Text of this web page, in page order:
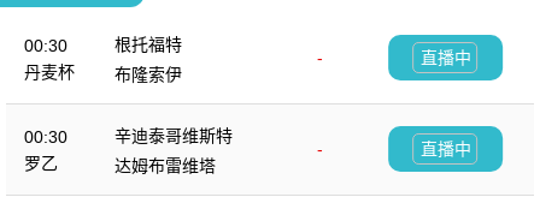
00:30
丹麦杯
根托福特
-
布隆索伊
直播中
00:30
罗乙
辛迪泰哥维斯特
-
达姆布雷维塔
直播中